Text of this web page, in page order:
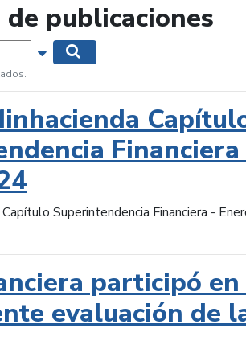
de publicaciones
Mostrar opciones de búsqueda
Superintendencia Financiera -
participó
evaluación de